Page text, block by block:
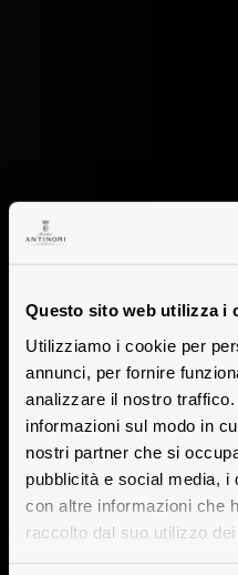
Questo sito web utilizza i
Utilizziamo i cookie per
annunci, per fornire
analizzare il nostro
informazioni sul modo in
nostri partner che si
pubblicità e social media, i
con altre informazioni che
raccolto dal suo utilizzo dei